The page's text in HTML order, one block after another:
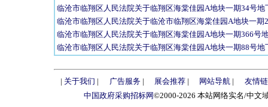
临沧市临翔区人民法院关于临翔区海棠佳园A地块一期34号
临沧市临翔区人民法院关于临沧市临翔区海棠佳园A地块一期
临沧市临翔区人民法院关于临翔区海棠佳园A地块一期366号
临沧市临翔区人民法院关于临翔区海棠佳园A地块一期88号
| 关于我们 | 广告服务| 展会推荐| 网站导航 |
友情
中国政府采购招标网©2000-2026 本站网络实名/中文